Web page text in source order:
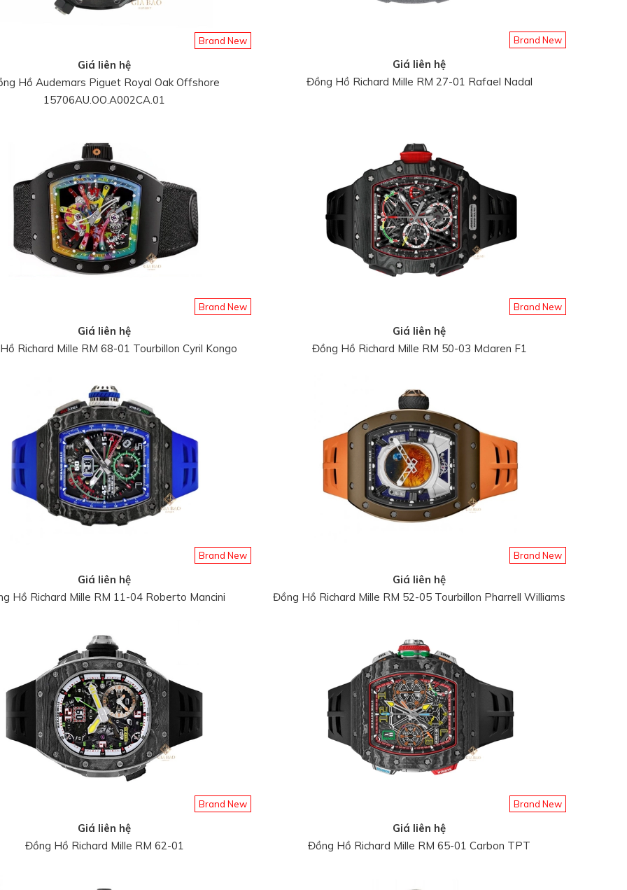
Brand New
Giá liên hệ
Hồ Audemars Piguet Royal Oak Offshore
15706AU.OO.A002CA.01
Brand New
Giá liên hệ
Đồng Hồ Richard Mille RM 27-01 Rafael Nadal
Brand New
Giá liên hệ
Richard Mille RM 68-01 Tourbillon Cyril Kongo
Brand New
Giá liên hệ
Đồng Hồ Richard Mille RM 50-03 Mclaren F1
Brand New
Giá liên hệ
Hồ Richard Mille RM 11-04 Roberto Mancini
Brand New
Giá liên hệ
Đồng Hồ Richard Mille RM 52-05 Tourbillon Pharrell Williams
Brand New
Giá liên hệ
Đồng Hồ Richard Mille RM 62-01
Brand New
Giá liên hệ
Đồng Hồ Richard Mille RM 65-01 Carbon TPT